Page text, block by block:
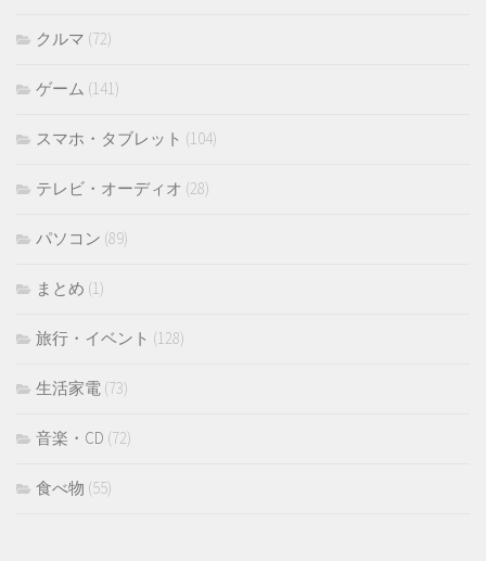
クルマ (72)
ゲーム (141)
スマホ・タブレット (104)
テレビ・オーディオ (28)
パソコン (89)
まとめ (1)
旅行・イベント (128)
生活家電 (73)
音楽・CD (72)
食べ物 (55)